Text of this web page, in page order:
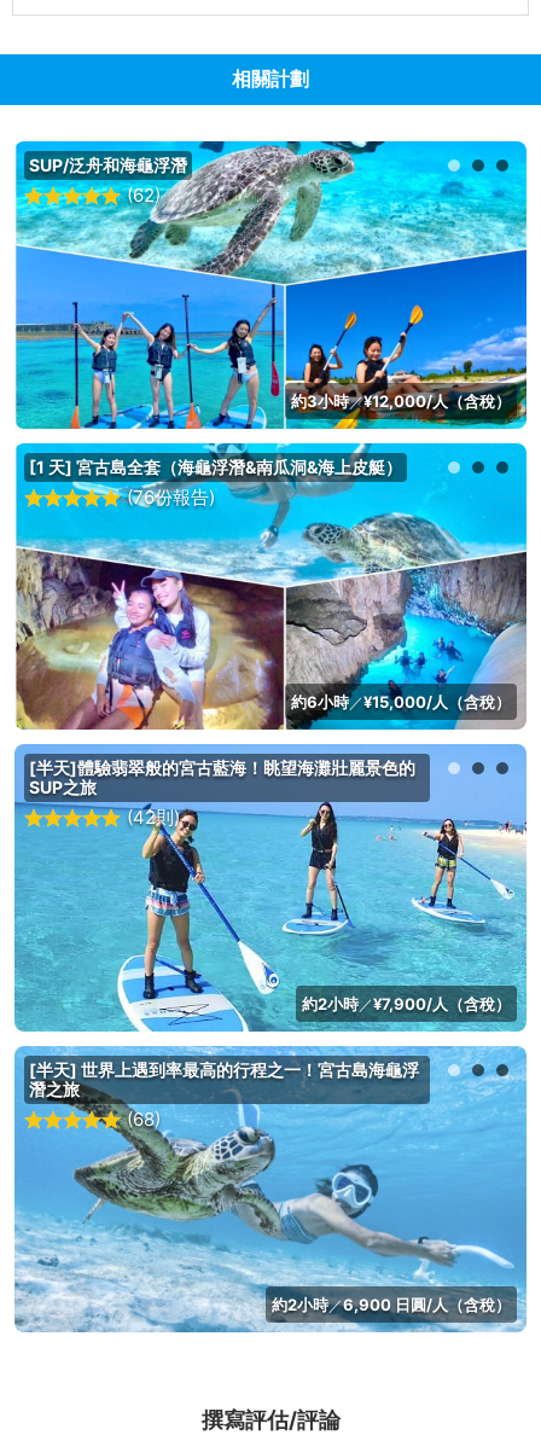
相關計劃
SUP/泛舟和海龜浮潛
(62)
約3小時／¥12,000/人（含稅）
[1 天] 宮古島全套（海龜浮潛&南瓜洞&海上皮艇）
(76份報告)
約6小時／¥15,000/人（含稅）
[半天]體驗翡翠般的宮古藍海！眺望海灘壯麗景色的
SUP之旅
(42則)
約2小時／¥7,900/人（含稅）
[半天] 世界上遇到率最高的行程之一！宮古島海龜浮
潛之旅
(68)
約2小時／6,900 日圓/人（含稅）
撰寫評估/評論